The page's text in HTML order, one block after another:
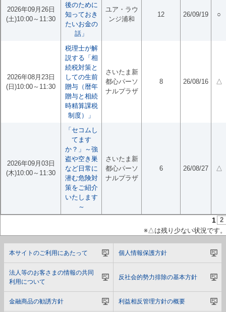
2026年09月26日
(土)10:00～11:30
後のために
知っておき
たいお金の
話」
ユア・ラウ
ンジ浦和
12 26/09/19 ○
2026年08月23日
(日)10:00～11:30
税理士が解
説する「相
続税対策と
しての生前
贈与（暦年
贈与と相続
時精算課税
制度）」
さいたま新
都心パーソ
ナルプラザ
8 26/08/16 △
2026年09月03日
(木)10:00～11:30
「セコムし
てます
か？」～強
盗や空き巣
など日常に
潜む危険対
策をご紹介
いたします
～
さいたま新
都心パーソ
ナルプラザ
6 26/08/27 △
1 2
※△は残り少ない状況です。
本サイトのご利用にあたって 個人情報保護方針
法人等のお客さまの情報の共同
利用について
反社会的勢力排除の基本方針
金融商品の勧誘方針 利益相反管理方針の概要